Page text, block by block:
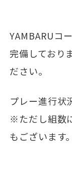
YAMBARUコ
完備しており
ださい。
プレー進行状
※ただし組数
もございます。